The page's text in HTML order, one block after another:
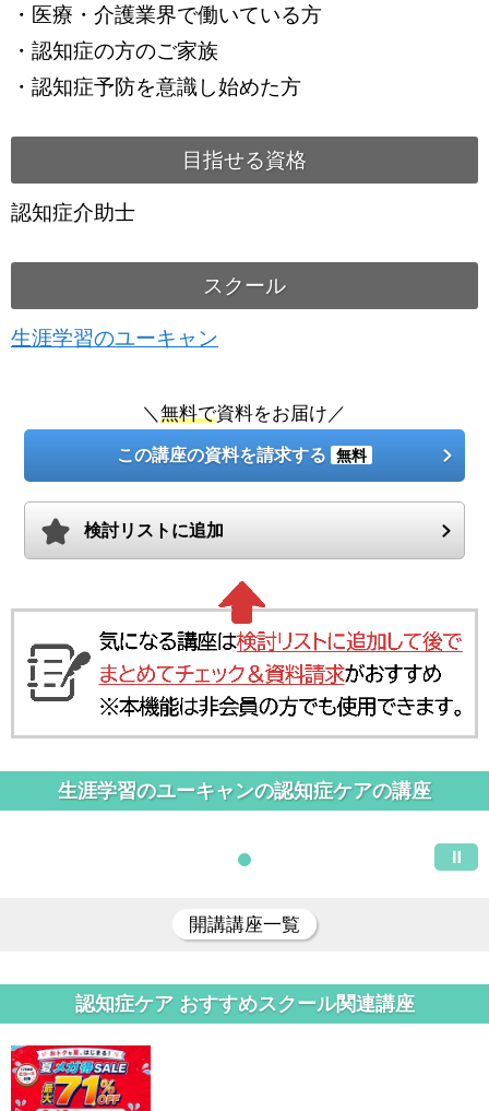
・医療・介護業界で働いている方
・認知症の方のご家族
・認知症予防を意識し始めた方
目指せる資格
認知症介助士
スクール
生涯学習のユーキャン
＼無料で資料をお届け／
この講座の資料を請求する 無料
検討リストに追加
生涯学習のユーキャンの認知症ケアの講座
開講講座一覧
認知症ケア おすすめスクール関連講座